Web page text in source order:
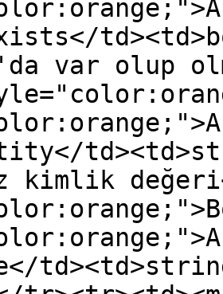
var olup
kimlik